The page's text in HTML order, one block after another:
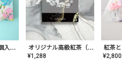
フィナンシェ（6個入り） オリジナル高級紅茶（TIME/タイム）【ギフト/プチギフト/プレゼント/内祝い/結婚式/オリジナル配合/高品質/ハーブティー/茶葉/記念日/お返し/手土産/美容/おしゃれ】
¥1,288 ¥2,800